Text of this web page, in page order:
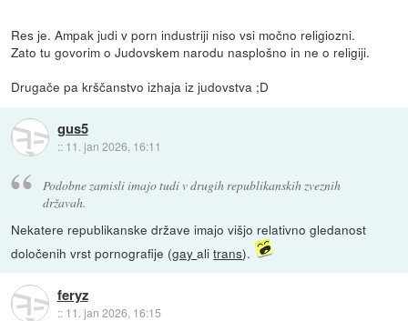
Res je. Ampak judi v porn industriji niso vsi močno religiozni.
Zato tu govorim o Judovskem narodu nasplošno in ne o religiji.
Drugače pa krščanstvo izhaja iz judovstva ;D
gus5
:: 11. jan 2026, 16:11
Podobne zamisli imajo tudi v drugih republikanskih zveznih
državah.
Nekatere republikanske države imajo višjo relativno gledanost
določenih vrst pornografije (gayalitrans).
feryz
:: 11. jan 2026, 16:15